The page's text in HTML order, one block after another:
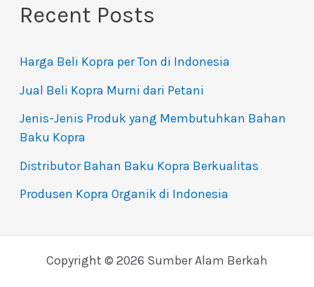
Recent Posts
Harga Beli Kopra per Ton di Indonesia
Jual Beli Kopra Murni dari Petani
Jenis-Jenis Produk yang Membutuhkan Bahan
Baku Kopra
Distributor Bahan Baku Kopra Berkualitas
Produsen Kopra Organik di Indonesia
Copyright © 2026 Sumber Alam Berkah